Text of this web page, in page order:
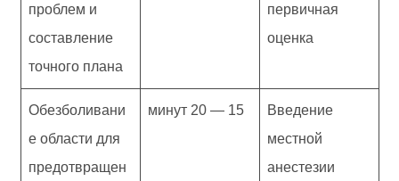
первичная
оценка
проблем и
составление
точного плана
Введение
местной
анестезии
15 — 20 минут
Обезболивани
е области для
предотвращен